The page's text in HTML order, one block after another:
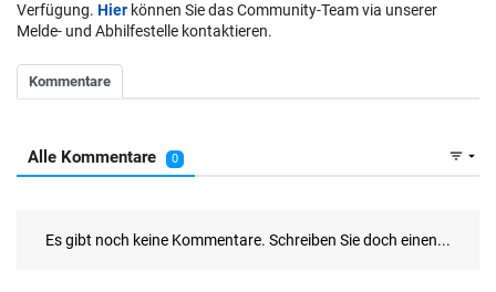
Verfügung. Hier können Sie das Community-Team via unserer
Melde- und Abhilfestelle kontaktieren.